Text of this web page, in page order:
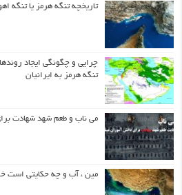
تاریخچه تنگه هرمز یا تنگه
چرایی و چگونگی ایجاد
تنگه هرمز به ایرانیان
می ناب و طعم شهد شهادت
مین ، آب و چه حکایتی است